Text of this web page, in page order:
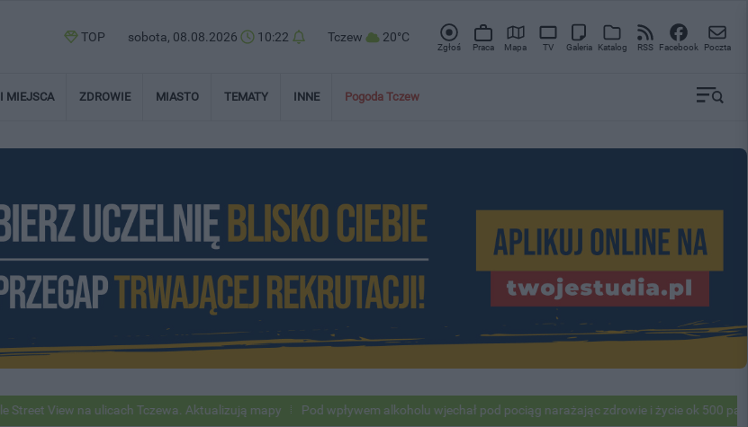
TOP sobota, 08.08.2026 10:22 Tczew 20°C
Zgłoś Praca Mapa TV Galeria Katalog RSS Facebook Poczta
MIEJSCA ZDROWIE MIASTO TEMATY INNE Pogoda Tczew
ulicach Tczewa. Aktualizują mapy Pod wpływem alkoholu wjechał pod pociąg narażając zdrowie i życie ok 500 pasażerów!